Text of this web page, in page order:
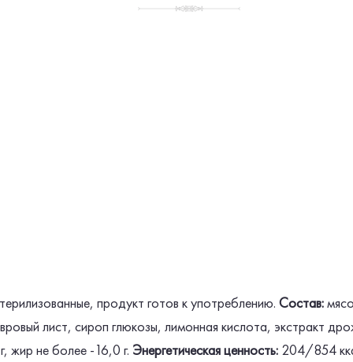
продукт готов к употреблению. Состав:
лист, сироп глюкозы, лимонная кислота, экстракт
жир не более -16,0 г. Энергетическая ценность: 204/854